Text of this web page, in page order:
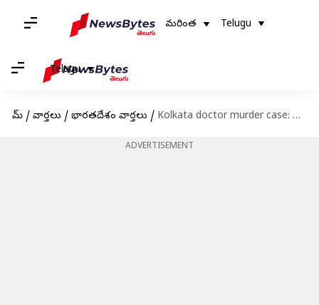
మరింత Telugu
Telugu
హోమ్ / వార్తలు / భారతదేశం వార్తలు / Kolkata doctor murder case: కోల్‌కతా ఆర్జీకర్‌ వైద్యురాలి మృతదేహంపై మహిళ డీఎన్ఏ ఆనవాళ్లు..!
ADVERTISEMENT